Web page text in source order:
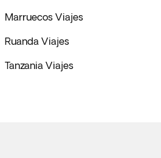
Marruecos Viajes
Ruanda Viajes
Tanzania Viajes